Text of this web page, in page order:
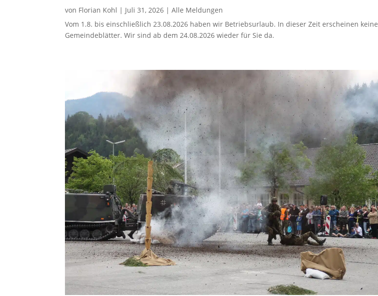
von Florian Kohl | Juli 31, 2026 |Alle Meldungen
Vom 1.8. bis einschließlich 23.08.2026 haben wir Betriebsurlaub. In dieser Zeit erscheinen keine
Gemeindeblätter. Wir sind ab dem 24.08.2026 wieder für Sie da.